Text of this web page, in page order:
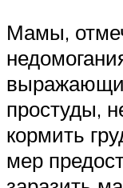
Мамы,
простуды,
кормить
мер